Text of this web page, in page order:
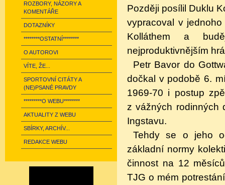
ROZBORY, NÁZORY A
KOMENTÁŘE
DOTAZNÍKY
********OSTATNÍ********
O AUTOROVI
VÍTE, ŽE...
SPORTOVNÍ CITÁTY A
(NE)PSANÉ PRAVDY
*********O WEBU********
AKTUALITY Z WEBU
SBÍRKY, ARCHÍV...
REDAKCE WEBU
Později posílil Duklu
vypracoval v
Kolláthem a
nejproduktivnějším
Petr Bavor do
dočkal v podobě 6.
1969-70 i postup
z vážných rodinných
Ingstavu.
Tehdy se o jeho
základní normy
činnost na 12
TJG o mém